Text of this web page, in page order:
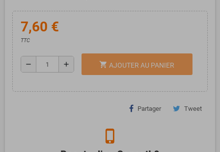
7,60 €
TTC
remove add shopping_cart AJOUTER AU PANIER
Partager Tweet
phone_iphone